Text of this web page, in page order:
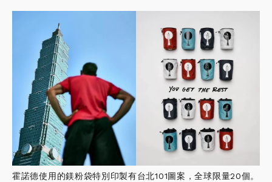
霍諾德使用的鎂粉袋特別印製有台北101圖案，全球限量20個。